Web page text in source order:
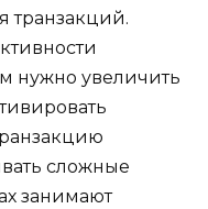
нужно увеличить
сложные
занимают